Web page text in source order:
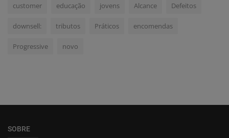
customer educação jovens Alcance Defeitos
downsell: tributos Práticos encomendas
Progressive novo
SOBRE